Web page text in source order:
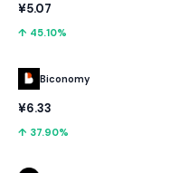
¥5.07
↑ 45.10%
Biconomy
¥6.33
↑ 37.90%